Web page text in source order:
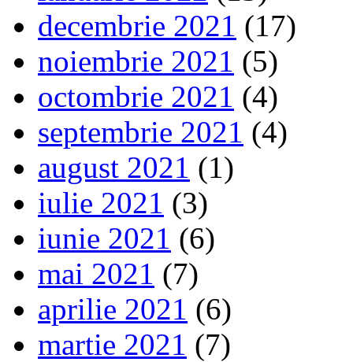
decembrie 2021 (17)
noiembrie 2021 (5)
octombrie 2021 (4)
septembrie 2021 (4)
august 2021 (1)
iulie 2021 (3)
iunie 2021 (6)
mai 2021 (7)
aprilie 2021 (6)
martie 2021 (7)